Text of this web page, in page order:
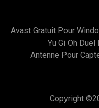
Avast Gratuit Pour
Yu Gi Oh
Antenne Pour
Copyright ©